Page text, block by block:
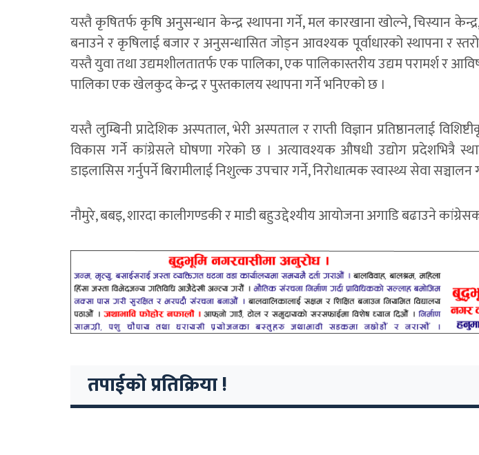
यस्तै कृषितर्फ कृषि अनुसन्धान केन्द्र स्थापना गर्ने, मल कारखाना खोल्ने, चिस्यान
बनाउने र कृषिलाई बजार र अनुसन्धासित जोड्न आवश्यक पूर्वाधारको स्थापना र
यस्तै युवा तथा उद्यमशीलतातर्फ एक पालिका, एक पालिकास्तरीय उद्यम परामर्श र
पालिका एक खेलकुद केन्द्र र पुस्तकालय स्थापना गर्ने भनिएको छ ।
यस्तै लुम्बिनी प्रादेशिक अस्पताल, भेरी अस्पताल र राप्ती विज्ञान प्रतिष्ठानलाई
विकास गर्ने कांग्रेसले घोषणा गरेको छ । अत्यावश्यक औषधी उद्योग प्रदेशभित्रै
डाइलासिस गर्नुपर्ने बिरामीलाई निशुल्क उपचार गर्ने, निरोधात्मक स्वास्थ्य सेवा
नौमुरे, बबइ, शारदा कालीगण्डकी र माडी बहुउद्देश्यीय आयोजना अगाडि बढाउने
तपाईको प्रतिक्रिया !